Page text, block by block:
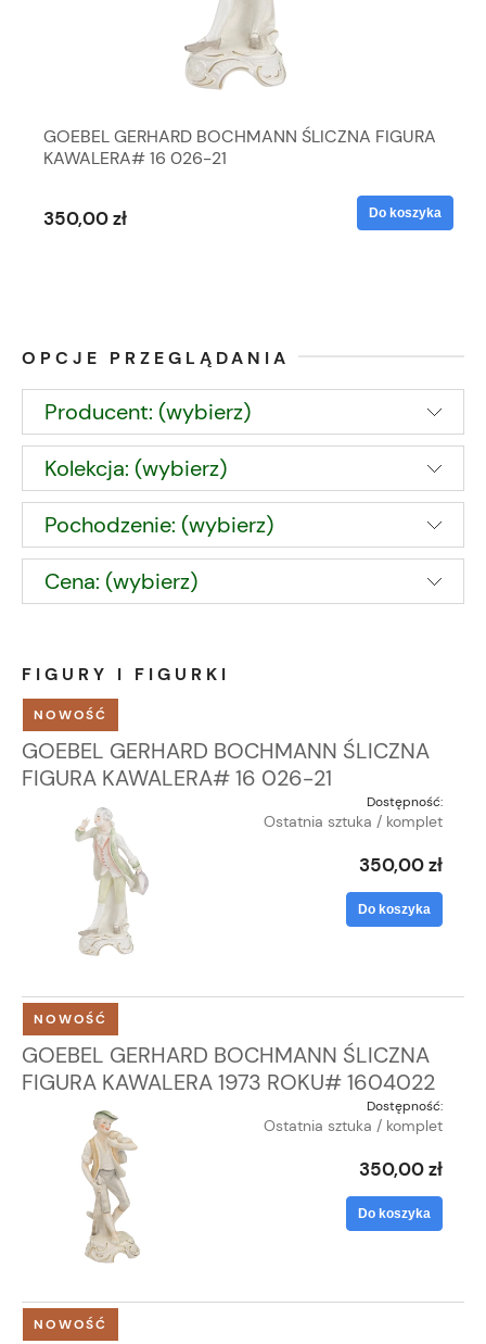
GOEBEL GERHARD BOCHMANN ŚLICZNA FIGURA
KAWALERA# 16 026-21
350,00 zł Do koszyka
OPCJE PRZEGLĄDANIA
Producent: (wybierz)
Kolekcja: (wybierz)
Pochodzenie: (wybierz)
Cena: (wybierz)
FIGURY I FIGURKI
GOEBEL GERHARD BOCHMANN ŚLICZNA
FIGURA KAWALERA# 16 026-21
Dostępność:
Ostatnia sztuka / komplet
350,00 zł
Do koszyka
NOWOŚĆ
GOEBEL GERHARD BOCHMANN ŚLICZNA
FIGURA KAWALERA 1973 ROKU# 1604022
Dostępność:
Ostatnia sztuka / komplet
350,00 zł
Do koszyka
NOWOŚĆ
NOWOŚĆ